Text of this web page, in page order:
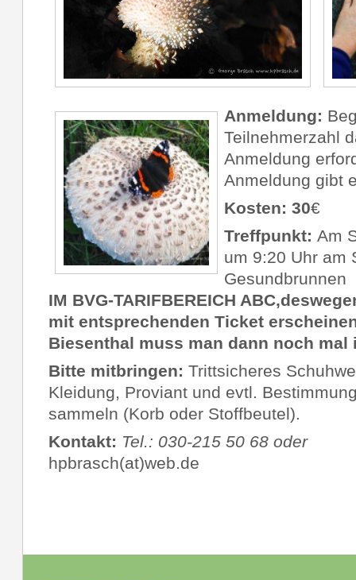
Anmeldung:
Teilnehmerzahl
Anmeldung
Anmeldung gibt
Kosten: 30€
Treffpunkt: Am
um 9:20 Uhr am
Gesundbrunnen
IM BVG-TARIFBEREICH ABC,
mit entsprechenden Ticket
Biesenthal muss man dann noch mal
Bitte mitbringen: Trittsicheres
Kleidung, Proviant und evtl.
sammeln (Korb oder Stoffbeutel).
Kontakt: Tel.: 030-215 50 68 oder
hpbrasch(at)web.de